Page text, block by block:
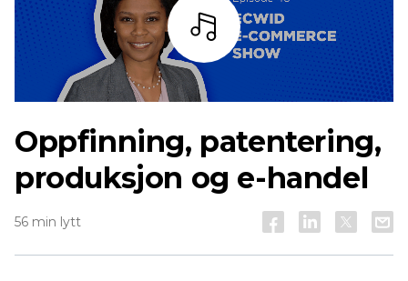
Lytt
Oppfinning, patentering,
produksjon og e-handel
56 min lytt